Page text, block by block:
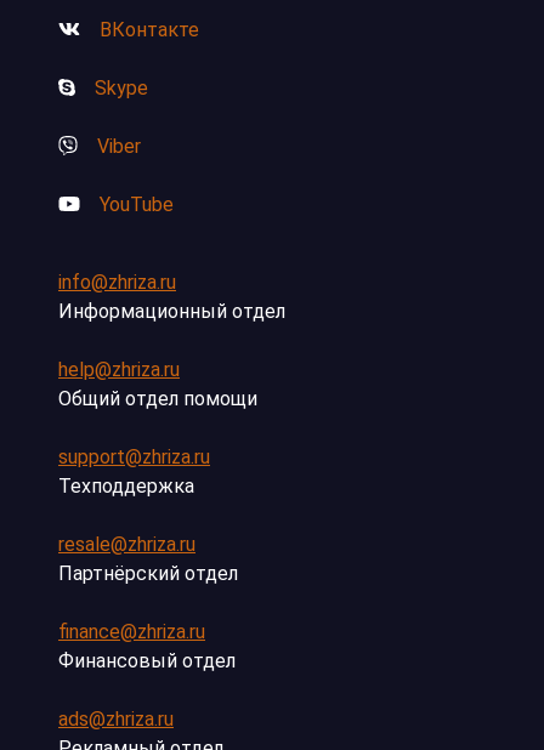
ВКонтакте
Skype
Viber
YouTube
info@zhriza.ru
Информационный отдел
help@zhriza.ru
Общий отдел помощи
support@zhriza.ru
Техподдержка
resale@zhriza.ru
Партнёрский отдел
finance@zhriza.ru
Финансовый отдел
ads@zhriza.ru